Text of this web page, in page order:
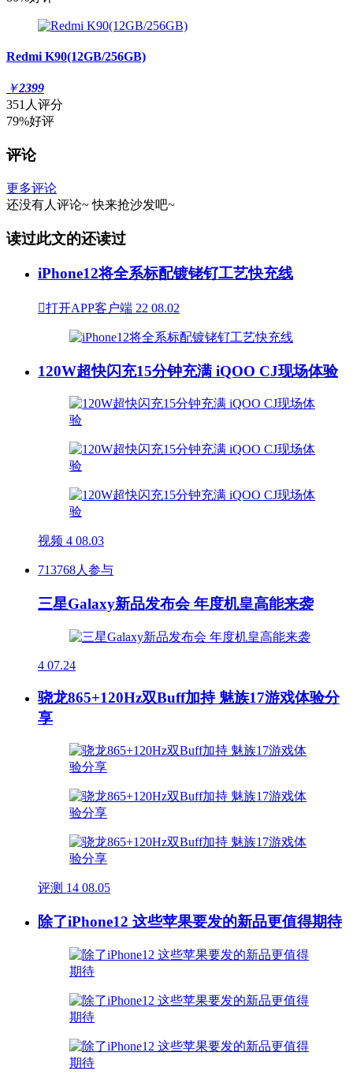
Redmi K90(12GB/256GB)
￥2399
351人评分
79%好评
评论
更多评论
还没有人评论~ 快来抢沙发吧~
读过此文的还读过
iPhone12将全系标配镀铑钌工艺快充线
打开APP客户端 22 08.02
120W超快闪充15分钟充满 iQOO CJ现场体验
视频 4 08.03
713768人参与
三星Galaxy新品发布会 年度机皇高能来袭
4 07.24
骁龙865+120Hz双Buff加持 魅族17游戏体验分
享
评测 14 08.05
除了iPhone12 这些苹果要发的新品更值得期待